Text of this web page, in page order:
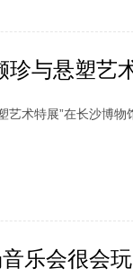
与悬塑艺
术特展”在长沙博物
乐会很会玩